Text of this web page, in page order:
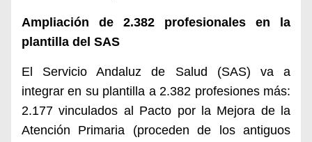
Ampliación de 2.382 profesionales en la
plantilla del SAS
El Servicio Andaluz de Salud (SAS) va a
integrar en su plantilla a 2.382 profesiones más:
2.177 vinculados al Pacto por la Mejora de la
Atención Primaria (proceden de los antiguos